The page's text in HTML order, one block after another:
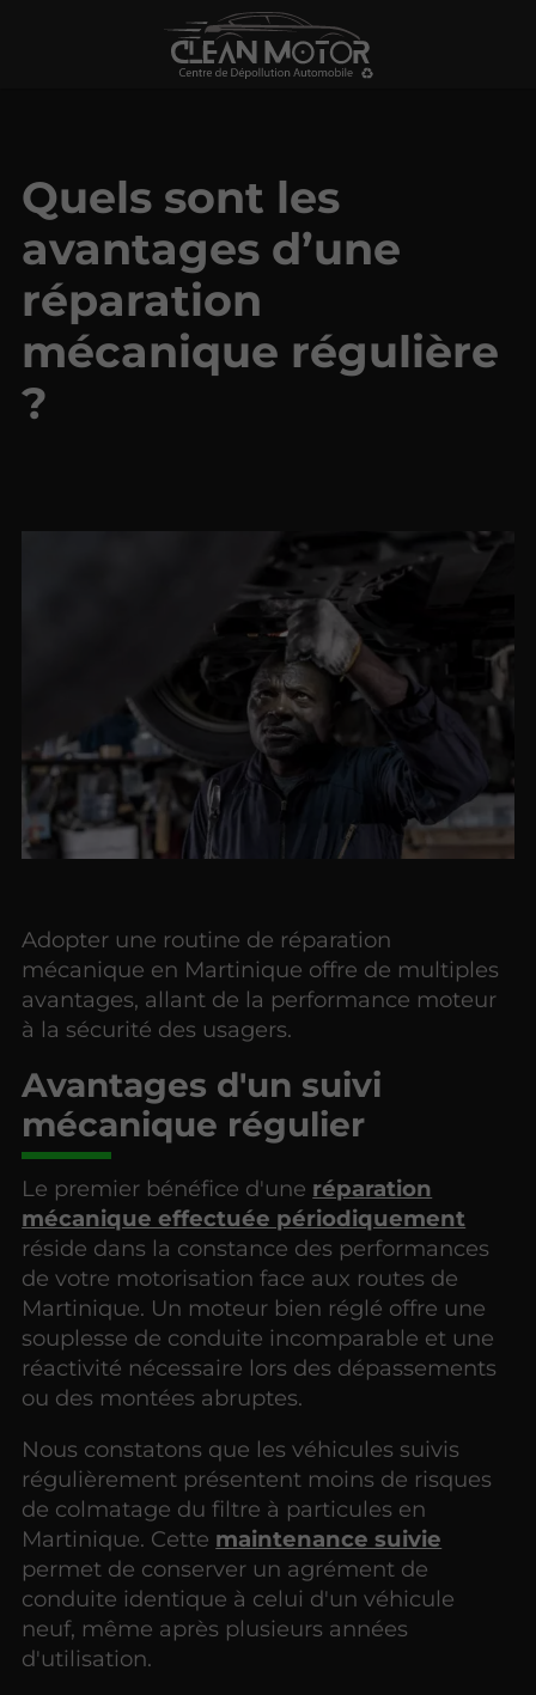
Quels sont les
avantages d’une
réparation
mécanique régulière
?
Adopter une routine de réparation
mécanique en Martinique offre de multiples
avantages, allant de la performance moteur
à la sécurité des usagers.
Avantages d'un suivi
mécanique régulier
Le premier bénéfice d'une réparation
mécanique effectuée périodiquement
réside dans la constance des performances
de votre motorisation face aux routes de
Martinique. Un moteur bien réglé offre une
souplesse de conduite incomparable et une
réactivité nécessaire lors des dépassements
ou des montées abruptes.
Nous constatons que les véhicules suivis
régulièrement présentent moins de risques
de colmatage du filtre à particules en
Martinique. Cette maintenance suivie
permet de conserver un agrément de
conduite identique à celui d'un véhicule
neuf, même après plusieurs années
d'utilisation.